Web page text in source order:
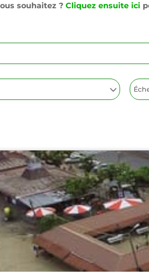
souhaitez ? Cliquez ensuite ici